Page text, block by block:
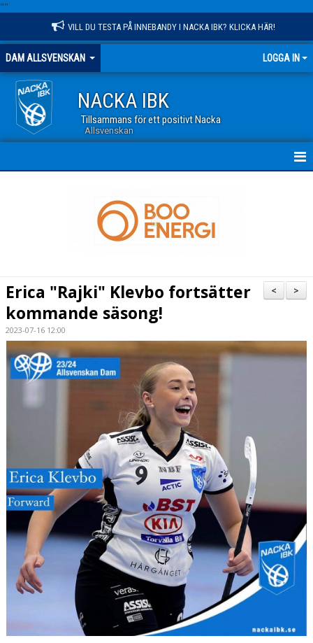
""
VILL DU TESTA PÅ INNEBANDY I NACKA IBK? KLICKA HÄR!
DAM ALLSVENSKAN LOGGA IN
NACKA IBK
Tillsammans för ett positivt Nacka
Allsvenskan
MATCHER
KONTAKT
>
<
Erica "Rajki" Klevbo fortsätter
kommande säsong!
2023-07-16 12:00